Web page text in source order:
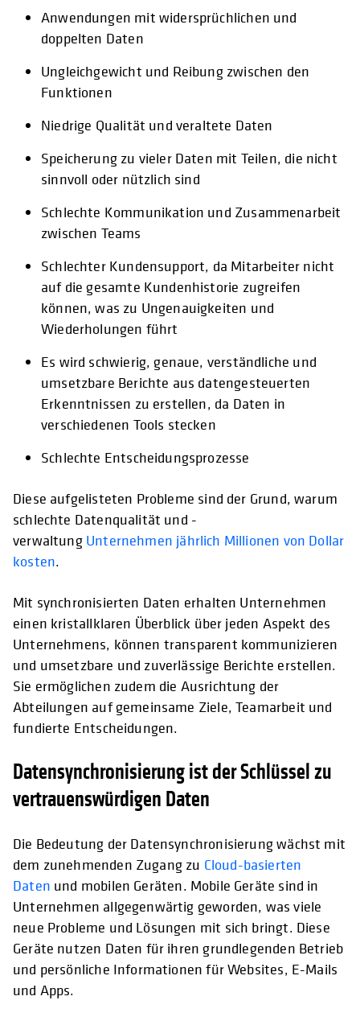
Anwendungen mit widersprüchlichen und
doppelten Daten
Ungleichgewicht und Reibung zwischen den
Funktionen
Niedrige Qualität und veraltete Daten
Speicherung zu vieler Daten mit Teilen, die nicht
sinnvoll oder nützlich sind
Schlechte Kommunikation und Zusammenarbeit
zwischen Teams
Schlechter Kundensupport, da Mitarbeiter nicht
auf die gesamte Kundenhistorie zugreifen
können, was zu Ungenauigkeiten und
Wiederholungen führt
Es wird schwierig, genaue, verständliche und
umsetzbare Berichte aus datengesteuerten
Erkenntnissen zu erstellen, da Daten in
verschiedenen Tools stecken
Schlechte Entscheidungsprozesse
Diese aufgelisteten Probleme sind der Grund, warum
schlechte Datenqualität und -
verwaltung Unternehmen jährlich Millionen von Dollar
kosten.
Mit synchronisierten Daten erhalten Unternehmen
einen kristallklaren Überblick über jeden Aspekt des
Unternehmens, können transparent kommunizieren
und umsetzbare und zuverlässige Berichte erstellen.
Sie ermöglichen zudem die Ausrichtung der
Abteilungen auf gemeinsame Ziele, Teamarbeit und
fundierte Entscheidungen.
Datensynchronisierung ist der Schlüssel zu
vertrauenswürdigen Daten
Die Bedeutung der Datensynchronisierung wächst mit
dem zunehmenden Zugang zu Cloud-basierten
Daten und mobilen Geräten. Mobile Geräte sind in
Unternehmen allgegenwärtig geworden, was viele
neue Probleme und Lösungen mit sich bringt. Diese
Geräte nutzen Daten für ihren grundlegenden Betrieb
und persönliche Informationen für Websites, E-Mails
und Apps.